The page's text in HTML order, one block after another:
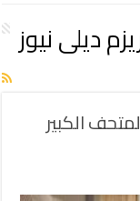
ديلى نيوز
الكبير